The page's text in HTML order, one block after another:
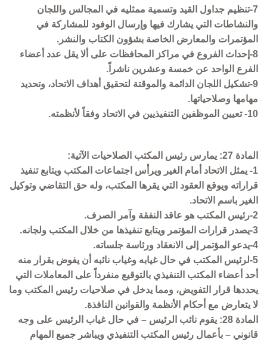
7-تنظيم جداول القيد وتسمية ممثليه في المجالس واللجان
والنشاطات التي يشارك فيها وإرسال الوفود للمشاركة في
المؤتمرات والمعارض الخاصة بشؤون الكتاب والنشر.
8-إحداث الفروع في مراكز المحافظات على ألا يقل عدد أعضاء
الفرع الواحد عن خمسة وعشرين ناشراً.
9-تشكيل اللجان الدائمة والموقتة لتحقيق أهداف الاتحاد، وتحديد
مهامها وصلاحياتها.
10- تعيين الموظفين التنفيذيين في الاتحاد وفقاً لأنظمته.
المادة 27: يمارس رئيس المكتب الصلاحيات الآتية:
1- يمثل الاتحاد أمام الغير ويرأس اجتماعات المكتب ويتابع تنفيذ
قراراته ويوقع العقود التي يقرها المكتب، وله حق التقاضي وتوكيل
الغير باسم الاتحاد.
2-رئيس المكتب هو عاقد النفقة وآمر الصرف.
3-يصدر قرارات المؤتمر ويتابع تنفيذها من خلال المكتب ولجانه.
4-يدعو المؤتمر إلى الانعقاد ورئاسة جلساته.
5-لرئيس المكتب في حال غيابه وغياب نائبه أن يفوض بقرار منه
أحد أعضاء المكتب التنفيذي بالتوقيع منفرداً على المعاملات التي
يحددها قرار التفويض، ومما يدخل في صلاحيات رئيس المكتب وما
لا يتعارض مع أحكام الأنظمة والقوانين النافذة.
المادة 28: يقوم نائب الرئيس – في حال غياب الرئيس على وجه
قانوني – بأعمال رئيس المكتب التنفيذي ويباشر جميع المهام